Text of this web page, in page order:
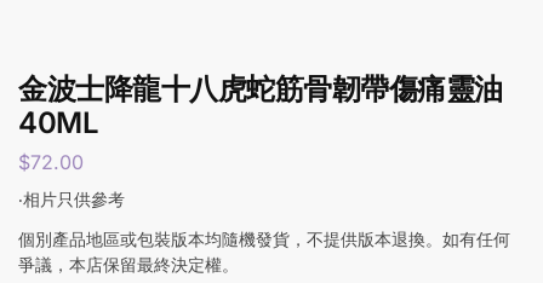
金波士降龍十八虎蛇筋骨韌帶傷痛靈油
40ML
$72.00
‧相片只供參考
個別產品地區或包裝版本均隨機發貨，不提供版本退換。如有任何
爭議，本店保留最終決定權。